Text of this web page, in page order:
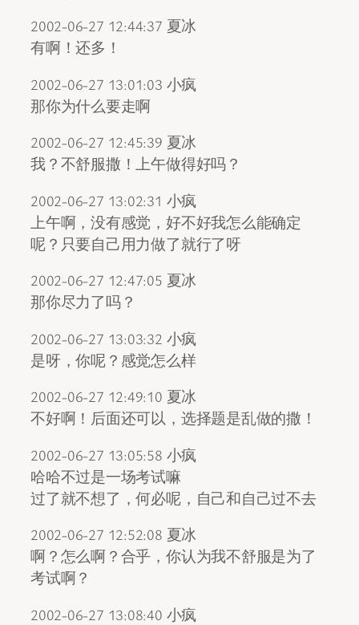
2002-06-27 12:44:37 夏冰
有啊！还多！
2002-06-27 13:01:03 小疯
那你为什么要走啊
2002-06-27 12:45:39 夏冰
我？不舒服撒！上午做得好吗？
2002-06-27 13:02:31 小疯
上午啊，没有感觉，好不好我怎么能确定
呢？只要自己用力做了就行了呀
2002-06-27 12:47:05 夏冰
那你尽力了吗？
2002-06-27 13:03:32 小疯
是呀，你呢？感觉怎么样
2002-06-27 12:49:10 夏冰
不好啊！后面还可以，选择题是乱做的撒！
2002-06-27 13:05:58 小疯
哈哈不过是一场考试嘛
过了就不想了，何必呢，自己和自己过不去
2002-06-27 12:52:08 夏冰
啊？怎么啊？合乎，你认为我不舒服是为了
考试啊？
2002-06-27 13:08:40 小疯